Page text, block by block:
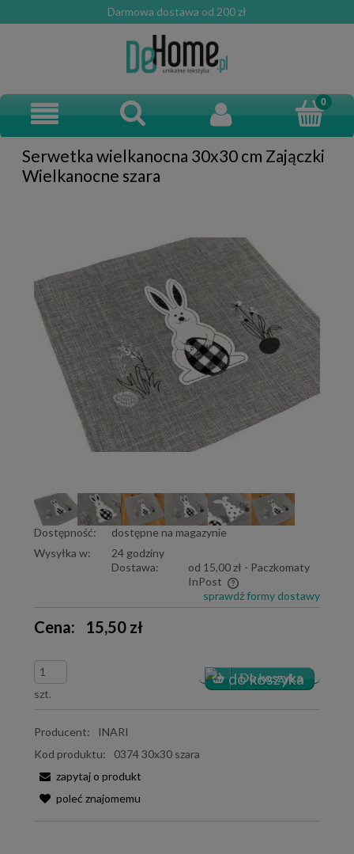
Darmowa dostawa od 200 zł
Serwetka wielkanocna 30x30 cm Zajączki
Wielkanocne szara
Dostępność:
dostępne na magazynie
Wysyłka w:
24 godziny
Dostawa:
od 15,00 zł - Paczkomaty
InPost
Cena nie zawiera ewentualnych kosztów płatności
sprawdź formy dostawy
Cena: 15,50 zł
szt.
Producent:
INARI
Kod produktu:
0374 30x30 szara
zapytaj o produkt
poleć znajomemu